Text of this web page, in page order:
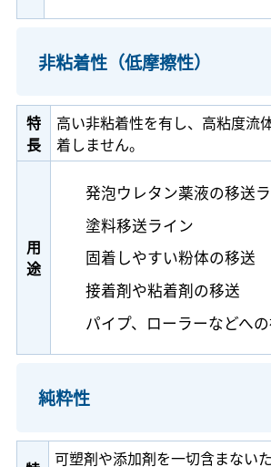
非粘着性（低摩擦性）
特
長
高い非粘着性を有し、高粘度流
着しません。
用
途
発泡ウレタン薬液の移送
塗料移送ライン
固着しやすい粉体の移送
接着剤や粘着剤の移送
パイプ、ローラーなどへ
純粋性
可塑剤や添加剤を一切含まない